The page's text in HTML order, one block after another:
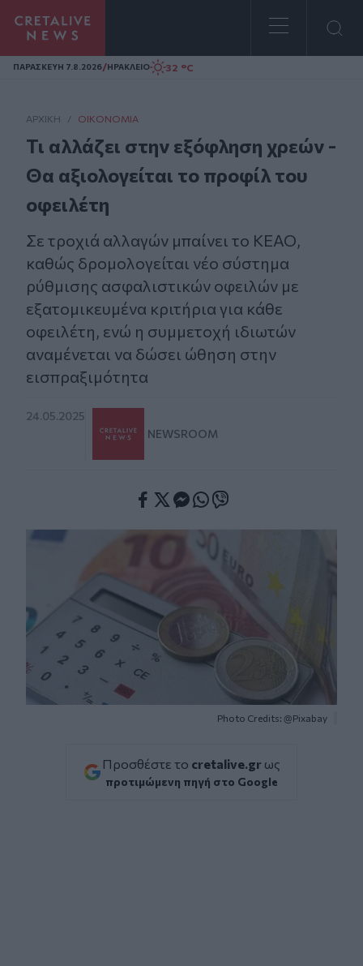
Homepage
ΠΑΡΑΣΚΕΥΗ 7.8.2026/ΗΡΑΚΛΕΙΟ 32 °C
ΑΡΧΙΚΗ / ΟΙΚΟΝΟΜΊΑ
Τι αλλάζει στην εξόφληση χρεών -
Θα αξιολογείται το προφίλ του
οφειλέτη
Σε τροχιά αλλαγών μπαίνει το ΚΕΑΟ,
καθώς δρομολογείται νέο σύστημα
ρύθμισης ασφαλιστικών οφειλών με
εξατομικευμένα κριτήρια για κάθε
οφειλέτη, ενώ η συμμετοχή ιδιωτών
αναμένεται να δώσει ώθηση στην
εισπραξιμότητα
24.05.2025
NEWSROOM
Photo Credits: @Pixabay
Προσθέστε το cretalive.gr ως
προτιμώμενη πηγή στο Google